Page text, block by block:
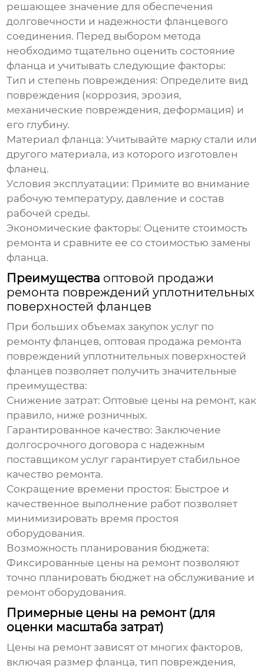
решающее значение для обеспечения
долговечности и надежности фланцевого
соединения. Перед выбором метода
необходимо тщательно оценить состояние
фланца и учитывать следующие факторы:
Тип и степень повреждения: Определите вид
повреждения (коррозия, эрозия,
механические повреждения, деформация) и
его глубину.
Материал фланца: Учитывайте марку стали или
другого материала, из которого изготовлен
фланец.
Условия эксплуатации: Примите во внимание
рабочую температуру, давление и состав
рабочей среды.
Экономические факторы: Оцените стоимость
ремонта и сравните ее со стоимостью замены
фланца.
Преимущества оптовой продажи
ремонта повреждений уплотнительных
поверхностей фланцев
При больших объемах закупок услуг по
ремонту фланцев, оптовая продажа ремонта
повреждений уплотнительных поверхностей
фланцев позволяет получить значительные
преимущества:
Снижение затрат: Оптовые цены на ремонт, как
правило, ниже розничных.
Гарантированное качество: Заключение
долгосрочного договора с надежным
поставщиком услуг гарантирует стабильное
качество ремонта.
Сокращение времени простоя: Быстрое и
качественное выполнение работ позволяет
минимизировать время простоя
оборудования.
Возможность планирования бюджета:
Фиксированные цены на ремонт позволяют
точно планировать бюджет на обслуживание и
ремонт оборудования.
Примерные цены на ремонт (для
оценки масштаба затрат)
Цены на ремонт зависят от многих факторов,
включая размер фланца, тип повреждения,